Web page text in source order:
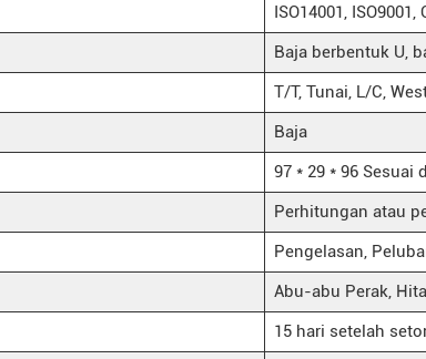
ISO14001,
Baja berbentuk U,
T/T, Tunai, L/C,
Baja
97 * 29 * 96 Sesuai
Perhitungan atau
Pengelasan,
Abu-abu Perak,
15 hari setelah